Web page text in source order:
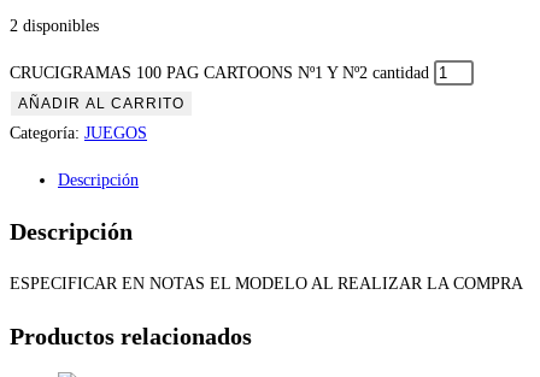
2 disponibles
CRUCIGRAMAS 100 PAG CARTOONS Nº1 Y Nº2 cantidad
AÑADIR AL CARRITO
Categoría: JUEGOS
Descripción
Descripción
ESPECIFICAR EN NOTAS EL MODELO AL REALIZAR LA COMPRA
Productos relacionados